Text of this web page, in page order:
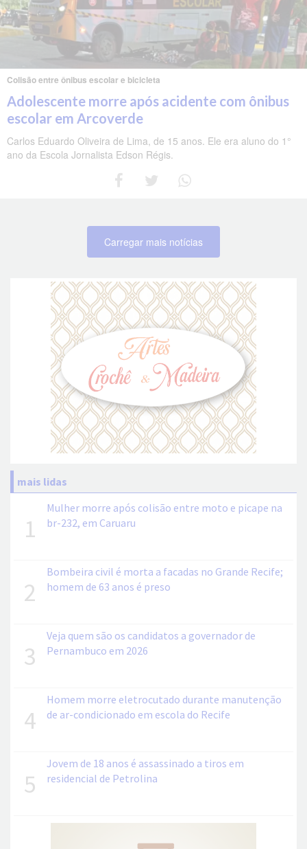
Colisão entre ônibus escolar e bicicleta
Adolescente morre após acidente com ônibus
escolar em Arcoverde
Carlos Eduardo Oliveira de Lima, de 15 anos. Ele era aluno do 1°
ano da Escola Jornalista Edson Régis.
Carregar mais notícias
mais lidas
1
Mulher morre após colisão entre moto e picape na
br-232, em Caruaru
2
Bombeira civil é morta a facadas no Grande Recife;
homem de 63 anos é preso
3
Veja quem são os candidatos a governador de
Pernambuco em 2026
4
Homem morre eletrocutado durante manutenção
de ar-condicionado em escola do Recife
5
Jovem de 18 anos é assassinado a tiros em
residencial de Petrolina